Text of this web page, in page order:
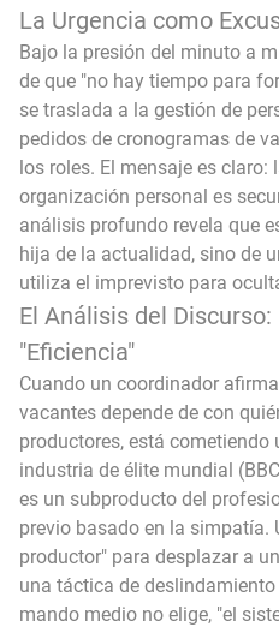
La Urgencia como
Bajo la presión del minuto a
de que "no hay tiempo para
se traslada a la gestión de
pedidos de cronogramas de
los roles. El mensaje es claro:
organización personal es
análisis profundo revela que
hija de la actualidad, sino de
utiliza el imprevisto para
El Análisis del
"Eficiencia"
Cuando un coordinador
vacantes depende de con
productores, está
industria de élite mundial
es un subproducto del
previo basado en la simpatía.
productor" para desplazar a
una táctica de
mando medio no elige, "el